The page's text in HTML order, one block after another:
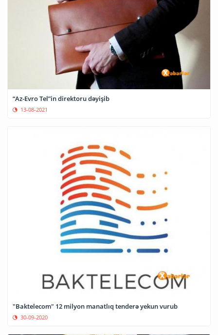
“Az-Evro Tel”in direktoru dəyişib
13-08-2021
"Baktelecom" 12 milyon manatlıq tenderə yekun vurub
30-09-2020